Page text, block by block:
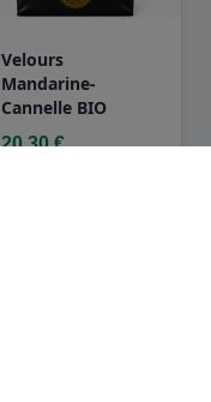
Velours
Mandarine-
Cannelle BIO
20,30 €